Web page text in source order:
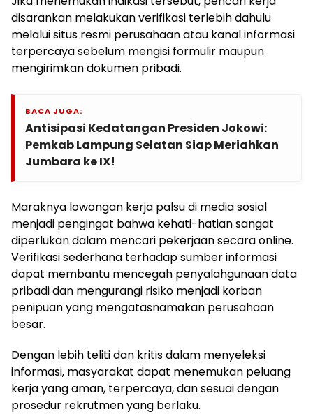
disarankan melakukan verifikasi terlebih dahulu
melalui situs resmi perusahaan atau kanal informasi
terpercaya sebelum mengisi formulir maupun
mengirimkan dokumen pribadi.
BACA JUGA:
Antisipasi Kedatangan Presiden Jokowi:
Pemkab Lampung Selatan Siap Meriahkan
Jumbara ke IX!
Maraknya lowongan kerja palsu di media sosial
menjadi pengingat bahwa kehati-hatian sangat
diperlukan dalam mencari pekerjaan secara online.
Verifikasi sederhana terhadap sumber informasi
dapat membantu mencegah penyalahgunaan data
pribadi dan mengurangi risiko menjadi korban
penipuan yang mengatasnamakan perusahaan
besar.
Dengan lebih teliti dan kritis dalam menyeleksi
informasi, masyarakat dapat menemukan peluang
kerja yang aman, terpercaya, dan sesuai dengan
prosedur rekrutmen yang berlaku.